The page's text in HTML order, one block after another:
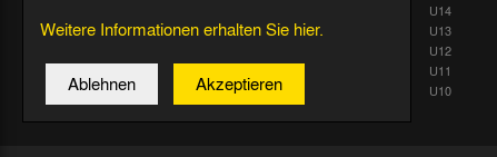
U14
U13
U12
U11
U10
Weitere Informationen erhalten Sie hier.
Ablehnen Akzeptieren